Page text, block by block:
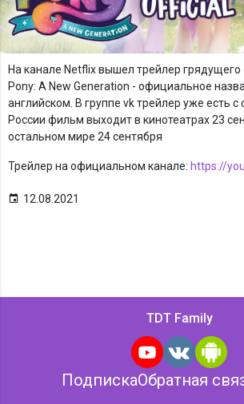
На канале Netflix вышел трейлер
Pony: A New Generation - официальное
английском. В группе vk трейлер уже есть с
России фильм выходит в кинотеатрах 23
остальном мире 24 сентября
Трейлер на официальном канале: https://
12.08.2021
TDT Family
YouTube
VK Android
ПодпискаОбратная